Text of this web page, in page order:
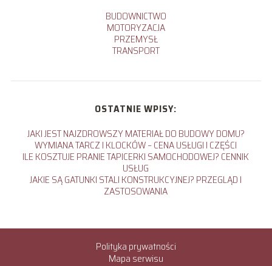
BUDOWNICTWO
MOTORYZACJA
PRZEMYSŁ
TRANSPORT
OSTATNIE WPISY:
JAKI JEST NAJZDROWSZY MATERIAŁ DO BUDOWY DOMU?
WYMIANA TARCZ I KLOCKÓW – CENA USŁUGI I CZĘŚCI
ILE KOSZTUJE PRANIE TAPICERKI SAMOCHODOWEJ? CENNIK
USŁUG
JAKIE SĄ GATUNKI STALI KONSTRUKCYJNEJ? PRZEGLĄD I
ZASTOSOWANIA
Polityka prywatności
Mapa serwisu